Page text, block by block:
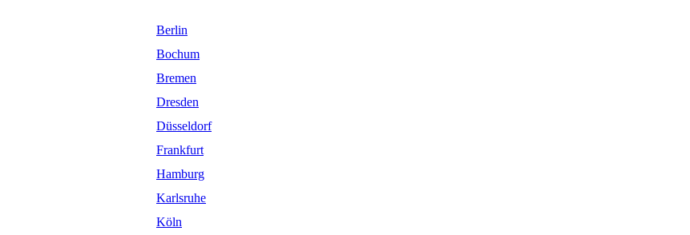
Berlin
Bochum
Bremen
Dresden
Düsseldorf
Frankfurt
Hamburg
Karlsruhe
Köln